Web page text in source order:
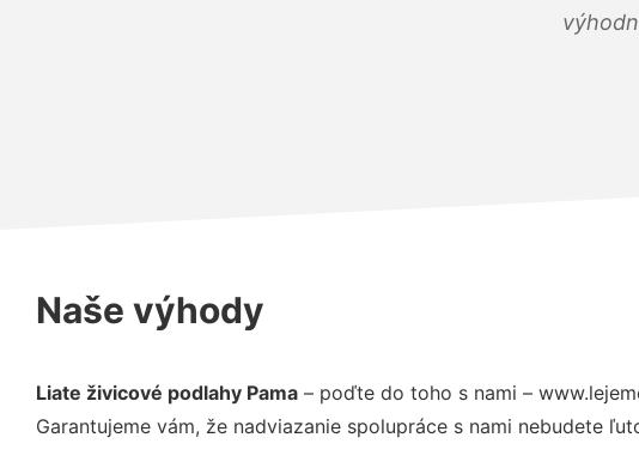
Naše výhody
Liate živicové podlahy Pama – poďte do toho s nami –
Garantujeme vám, že nadviazanie spolupráce s nami nebudete